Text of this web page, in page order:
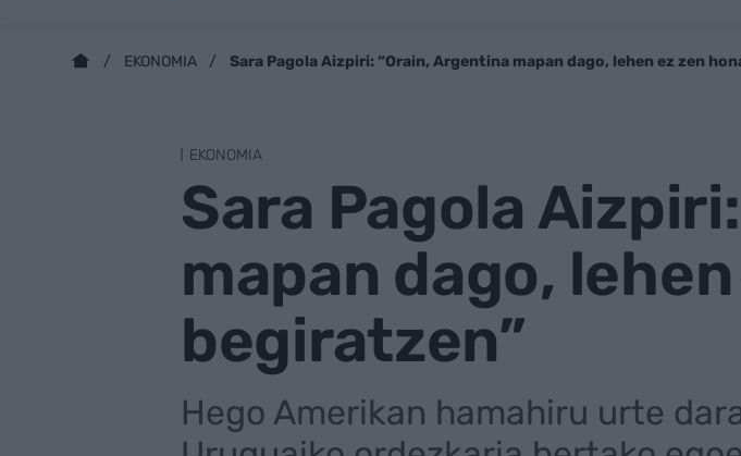
EKONOMIA Sara Pagola Aizpiri: “Orain, Argentina mapan dago, lehen ez zen
EKONOMIA
Sara Pagola
mapan dago,
begiratzen”
Hego Amerikan hamahiru urte